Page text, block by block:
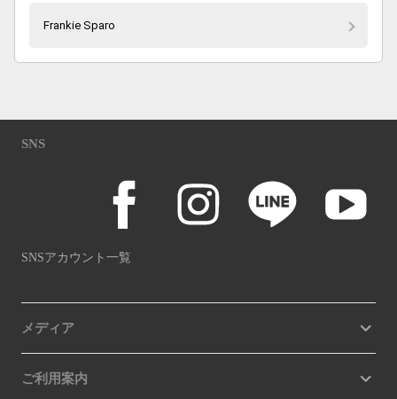
Frankie Sparo
SNS
SNSアカウント一覧
メディア
ご利用案内